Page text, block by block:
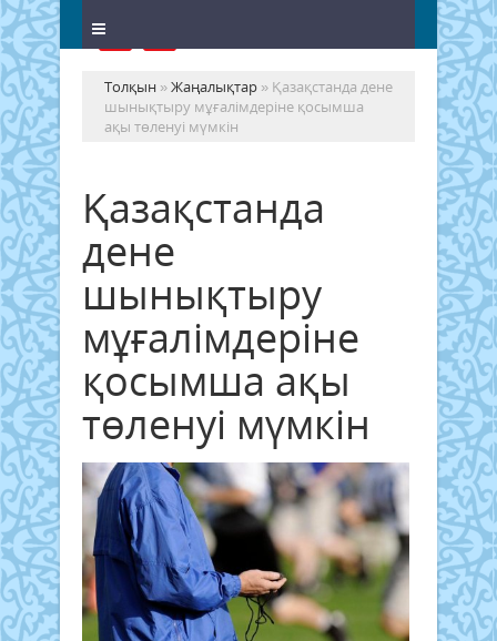
Толқын »Жаңалықтар » Қазақстанда дене
шынықтыру мұғалімдеріне қосымша
ақы төленуі мүмкін
Қазақстанда
дене
шынықтыру
мұғалімдеріне
қосымша ақы
төленуі мүмкін